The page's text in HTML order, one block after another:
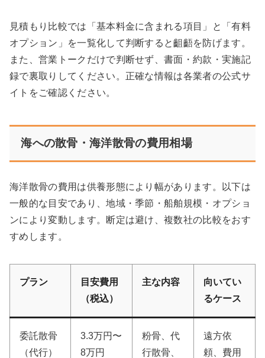
見積もり比較では「基本料金に含まれる項目」と「有料
オプション」を一覧化して判断すると齟齬を防げます。
また、営業トークだけで判断せず、書面・約款・実施記
録で裏取りしてください。正確な情報は各業者の公式サ
イトをご確認ください。
海への散骨・海洋散骨の費用相場
海洋散骨の費用は供養形態により幅があります。以下は
一般的な目安であり、地域・季節・船舶規模・オプショ
ンにより変動します。断定は避け、複数社の比較をおす
すめします。
プラン
目安費用
（税込）
主な内容
向いてい
るケース
委託散骨
（代行）
3.3万円〜
8万円
粉骨、代
行散骨、
遠方依
頼、費用